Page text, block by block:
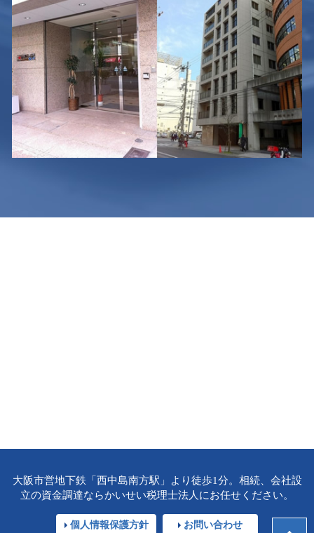
大阪市営地下鉄「西中島南方駅」より徒歩1分。相続、会社設
立の資金調達ならかいせい税理士法人にお任せください。
個人情報保護方針 お問い合わせ